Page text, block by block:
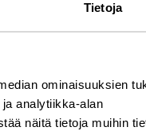
Tietoja
ominaisuuksien
analytiikka-alan
näitä tietoja muihin